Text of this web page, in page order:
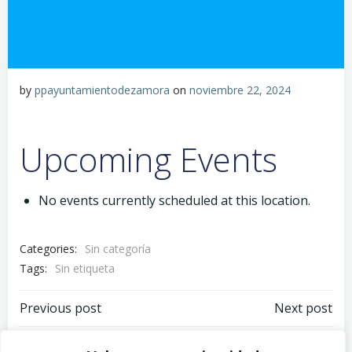
by ppayuntamientodezamora on noviembre 22, 2024
Upcoming Events
No events currently scheduled at this location.
Categories:
Sin categoría
Tags:
Sin etiqueta
Navegación
Previous post
Navegación
Next post
Comments are closed